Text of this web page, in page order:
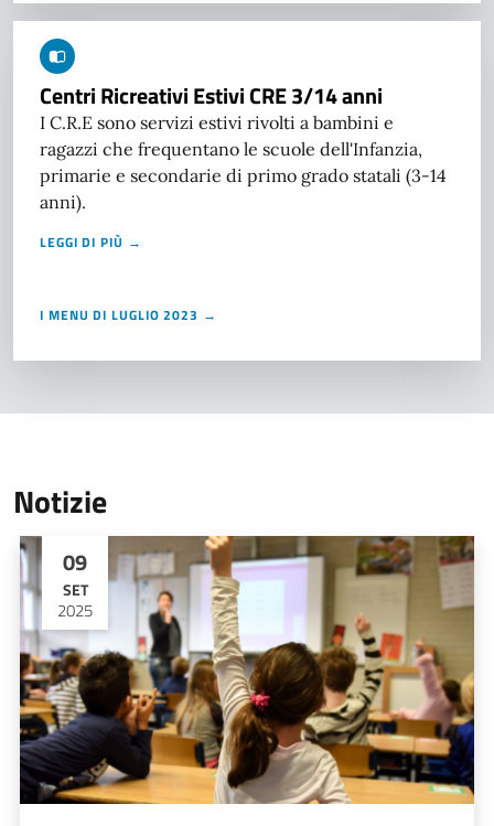
Centri Ricreativi Estivi CRE 3/14 anni
I C.R.E sono servizi estivi rivolti a bambini e
ragazzi che frequentano le scuole dell'Infanzia,
primarie e secondarie di primo grado statali (3-14
anni).
LEGGI DI PIÙ →
I MENU DI LUGLIO 2023 →
Notizie
09
SET
2025